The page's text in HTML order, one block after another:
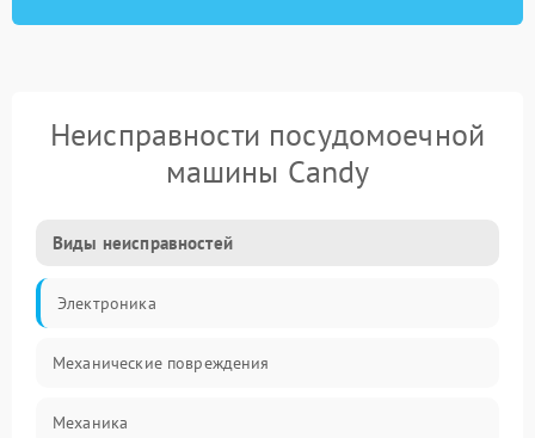
Неисправности посудомоечной
машины Candy
Виды неисправностей
Электроника
Механические повреждения
Механика